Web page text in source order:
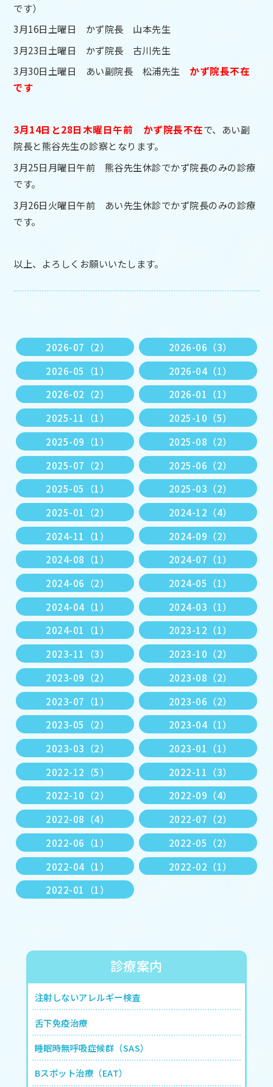
です）
3月16日土曜日 かず院長 山本先生
3月23日土曜日 かず院長 古川先生
3月30日土曜日 あい副院長 松浦先生 かず院長不在
です
3月14日と28日木曜日午前 かず院長不在で、あい副
院長と熊谷先生の診察となります。
3月25日月曜日午前 熊谷先生休診でかず院長のみの診療
です。
3月26日火曜日午前 あい先生休診でかず院長のみの診療
です。
以上、よろしくお願いいたします。
2026-07（2）
2026-06（3）
2026-05（1）
2026-04（1）
2026-02（2）
2026-01（1）
2025-11（1）
2025-10（5）
2025-09（1）
2025-08（2）
2025-07（2）
2025-06（2）
2025-05（1）
2025-03（2）
2025-01（2）
2024-12（4）
2024-11（1）
2024-09（2）
2024-08（1）
2024-07（1）
2024-06（2）
2024-05（1）
2024-04（1）
2024-03（1）
2024-01（1）
2023-12（1）
2023-11（3）
2023-10（2）
2023-09（2）
2023-08（2）
2023-07（1）
2023-06（2）
2023-05（2）
2023-04（1）
2023-03（2）
2023-01（1）
2022-12（5）
2022-11（3）
2022-10（2）
2022-09（4）
2022-08（4）
2022-07（2）
2022-06（1）
2022-05（2）
2022-04（1）
2022-02（1）
2022-01（1）
診療案内
注射しないアレルギー検査
舌下免疫治療
睡眠時無呼吸症候群（SAS）
Bスポット治療（EAT）